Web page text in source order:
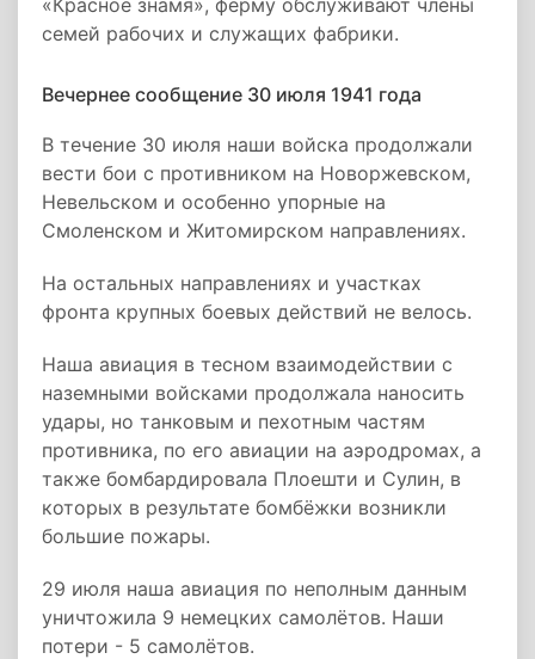
«Красное знамя», ферму обслуживают члены
семей рабочих и служащих фабрики.
Вечернее сообщение 30 июля 1941 года
В течение 30 июля наши войска продолжали
вести бои с противником на Новоржевском,
Невельском и особенно упорные на
Смоленском и Житомирском направлениях.
На остальных направлениях и участках
фронта крупных боевых действий не велось.
Наша авиация в тесном взаимодействии с
наземными войсками продолжала наносить
удары, но танковым и пехотным частям
противника, по его авиации на аэродромах, а
также бомбардировала Плоешти и Сулин, в
которых в результате бомбёжки возникли
большие пожары.
29 июля наша авиация по неполным данным
уничтожила 9 немецких самолётов. Наши
потери - 5 самолётов.